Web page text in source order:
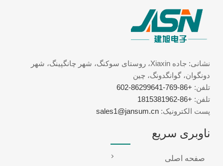
نشانی: جاده Xiaxin، روستای سوکنگ، شهر چانگپینگ، شهر
دونگوان، گوانگدونگ، چین
تلفن: +86-769-86299641-602
تلفن: +86-1815381962
پست الکترونیک:sales1@jansum.cn
ناوبری سریع
صفحه اصلی